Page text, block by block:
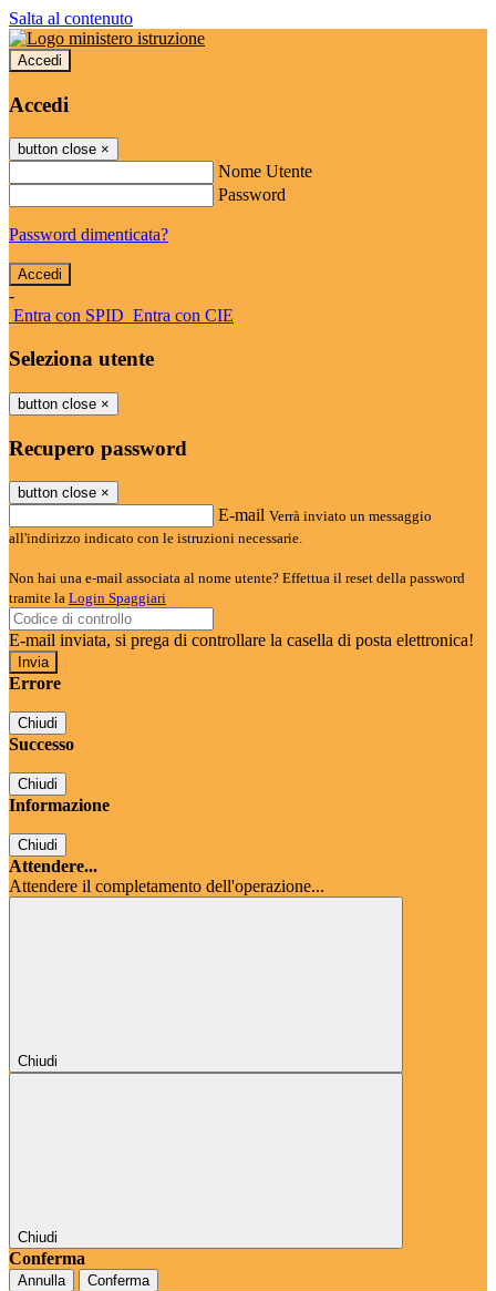
Salta al contenuto
Accedi
Accedi
button close ×
Nome Utente
Password
Password dimenticata?
-
Entra con SPID Entra con CIE
Seleziona utente
button close ×
Recupero password
button close ×
E-mail Verrà inviato un messaggio
all'indirizzo indicato con le istruzioni necessarie.
Non hai una e-mail associata al nome utente? Effettua il reset della password
tramite la Login Spaggiari
E-mail inviata, si prega di controllare la casella di posta elettronica!
Errore
Chiudi
Successo
Chiudi
Informazione
Chiudi
Attendere...
Attendere il completamento dell'operazione...
Chiudi
Chiudi
Conferma
Annulla Conferma